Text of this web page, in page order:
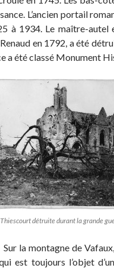
L’ancien portail
à 1934. Le maître-autel
en 1792, a été
a été classé Monument
détruite durant la grande
montagne de Vafaux,
est toujours l’objet